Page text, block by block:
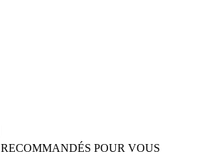
RECOMMANDÉS POUR VOUS